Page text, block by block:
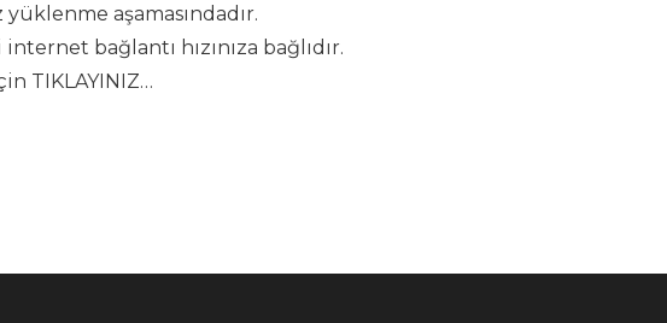
aşamasındadır.
bağlantı hızınıza bağlıdır.
TIKLAYINIZ…